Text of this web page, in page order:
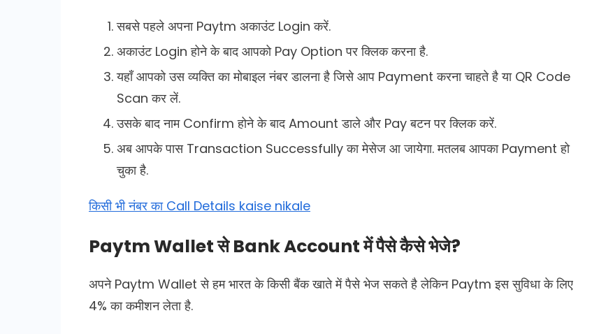
सबसे पहले अपना Paytm अकाउंट Login करें.
अकाउंट Login होने के बाद आपको Pay Option पर क्लिक करना है.
यहाँ आपको उस व्यक्ति का मोबाइल नंबर डालना है जिसे आप Payment करना चाहते है या QR Code
Scan कर लें.
उसके बाद नाम Confirm होने के बाद Amount डाले और Pay बटन पर क्लिक करें.
अब आपके पास Transaction Successfully का मेसेज आ जायेगा. मतलब आपका Payment हो
चुका है.
किसी भी नंबर का Call Details kaise nikale
Paytm Wallet से Bank Account में पैसे कैसे भेजे?
अपने Paytm Wallet से हम भारत के किसी बैंक खाते में पैसे भेज सकते है लेकिन Paytm इस सुविधा के लिए
4% का कमीशन लेता है.